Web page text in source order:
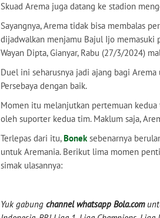
Skuad Arema juga datang ke stadion
Sayangnya, Arema tidak bisa membalas
dijadwalkan menjamu Bajul Ijo memasuki
Wayan Dipta, Gianyar, Rabu (27/3/2024)
Duel ini seharusnya jadi ajang bagi
Persebaya dengan baik.
Momen itu melanjutkan pertemuan
oleh suporter kedua tim. Maklum saja,
Terlepas dari itu,Boneksebenarnya
untuk Aremania. Berikut lima momen
simak ulasannya:
Yuk gabung channel whatsapp Bola.com